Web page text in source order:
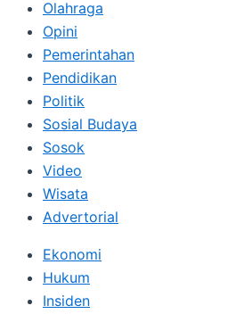
Olahraga
Opini
Pemerintahan
Pendidikan
Politik
Sosial Budaya
Sosok
Video
Wisata
Advertorial
Ekonomi
Hukum
Insiden